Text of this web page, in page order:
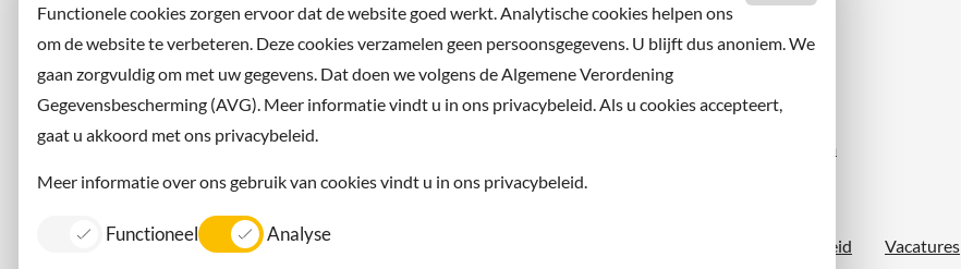
Functionele cookies zorgen ervoor dat de website goed werkt. Analytische cookies helpen ons
om de website te verbeteren. Deze cookies verzamelen geen persoonsgegevens. U blijft dus anoniem. We
gaan zorgvuldig om met uw gegevens. Dat doen we volgens de Algemene Verordening
Gegevensbescherming (AVG). Meer informatie vindt u in ons privacybeleid. Als u cookies accepteert,
gaat u akkoord met ons privacybeleid.
Meer informatie over ons gebruik van cookies vindt u in ons privacybeleid.
Functioneel Analyse
Bezoekadres
Rhijngeesterstraatweg 13
2342 AN Oegstgeest
Wilt u niets missen?
Abonneer u op onze nieuwsbrief
X
Instagram
Contact Information in English Toegankelijkheid Vacatures